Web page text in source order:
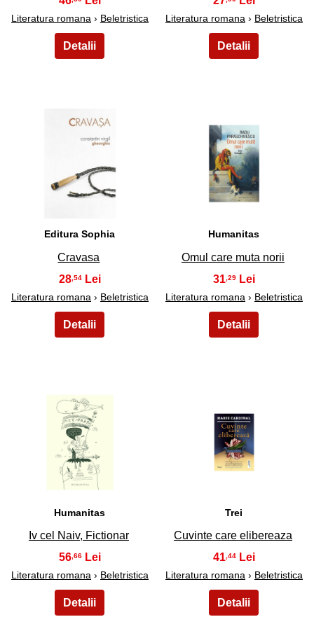
Literatura romana› Beletristica Literatura romana› Beletristica
43
Editura Sophia
Cravasa
28 ,54
Literatura romana › Beletristica
44
Humanitas
Omul care muta norii
31 ,29
Literatura romana › Beletristica
45
Humanitas
Iv cel Naiv, Fictionar
56,66
Literatura romana› Beletristica
46
Trei
Cuvinte care elibereaza
41,44
Literatura romana› Beletristica